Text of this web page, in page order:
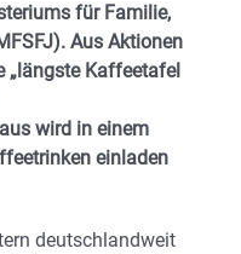
für Familie,
Aus Aktionen
Kaffeetafel
wird in einem
einladen
deutschlandweit